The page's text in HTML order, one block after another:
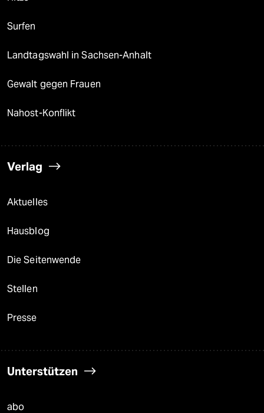
Surfen
Landtagswahl in Sachsen-Anhalt
Gewalt gegen Frauen
Nahost-Konflikt
Verlag
Aktuelles
Hausblog
Die Seitenwende
Stellen
Presse
Unterstützen
abo